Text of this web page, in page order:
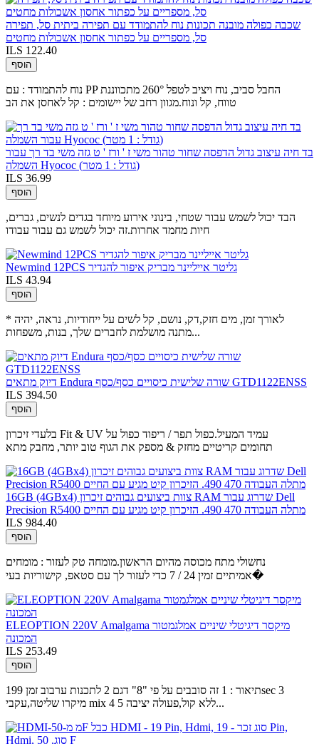
שכבה כפולה מובנה תכונות נוח להתמודד עם תפירה ביתית סל, תפירה
סל, מספריים על כפתור אחסון אשכולות מחטים
ILS 122.40
הוסף
נוח להתמודד : עם PP החבל סביב, נוח ויציב לטפל 260° מתכווננת
טווח, קל ונוח.מגוון רחב של יישומים : קל לאחסן את הב
בד חיה עיצוב גדול הדפסה שחור טהור משי ז ' ורז ' ט גזה משי בד רך עבור
השמלה Hyococ (גודל : 1 מטר)
ILS 36.99
הוסף
הבד יכול לשמש עבור שטחי, בינוני אירוע מיוחד בגדים לנשים, גברים,
חיות מחמד אחרות.זה יכול לשמש גם עבור עבודו
Newmind 12PCS גליטר אייליינר מבריק איפור להגדיר
ILS 43.94
הוסף
* לאורך זמן, מים חזק,דק, נושם, קל לשים על ייחודיות, נראה, יהיה
מתנה מושלמת לחברים שלך, בנות, משפחות...
דיוק מתאים Endura שורה שלישית כיסויים כסף/כסף GTD1122ENSS
ILS 394.50
הוסף
בלעדי זיכרון Fit & UV עמיד המעיל.כפול תפר / ריפוד כפול על
תחומים קריטיים מחזק & מספק את הגוף טוב יותר, מחבק מתא
16GB (4GBx4) צוות ביצועים גבוהים זיכרון RAM שדרוג עבור Dell
Precision R5400 מתלה העבודה 470 490. הזיכרון קיט מגיע עם החיים
ILS 984.40
הוסף
נחשולי מתח מכוסה מהיום הראשון.מומחה טק לעזור : מומחים
אמיתיים זמין 24 / 7 כדי לעזור לך עם סטאפ, קישוריות בעי�
ELEOPTION 220V Amalgama מיקסר דיגיטלי שיניים אמלגמטור
המכונה
ILS 253.49
הוסף
תיאור : 1 זה סובבים על פי "8" דגם 2 לתכנות ערבוב זמן 199sec 3
מיקרו שליטה,עקבי mix 4 ללא קול,פעולה יציבה 5...